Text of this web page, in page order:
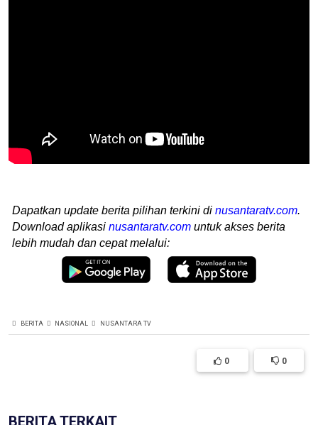
Dapatkan update berita pilihan terkini di nusantaratv.com.
Download aplikasi nusantaratv.com untuk akses berita
lebih mudah dan cepat melalui:
BERITA NASIONAL NUSANTARA TV
0 0
BERITA TERKAIT